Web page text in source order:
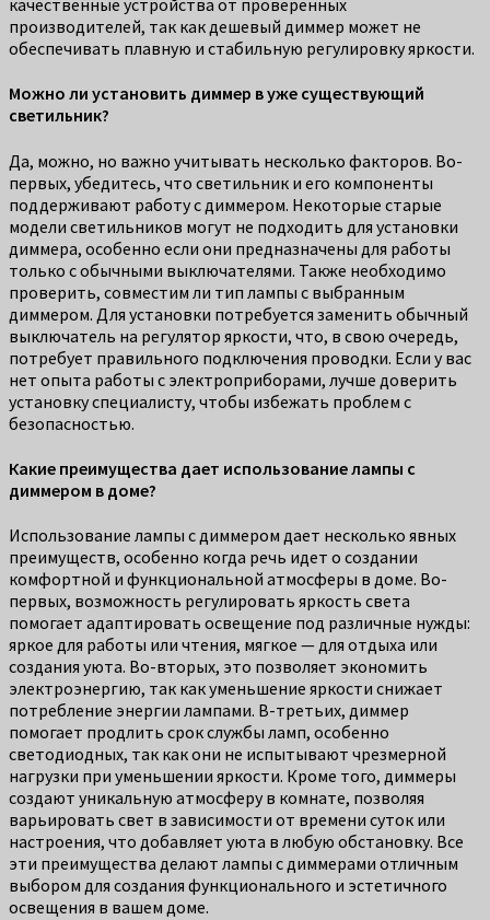
качественные устройства от проверенных
производителей, так как дешевый диммер может не
обеспечивать плавную и стабильную регулировку яркости.
Можно ли установить диммер в уже существующий
светильник?
Да, можно, но важно учитывать несколько факторов. Во-
первых, убедитесь, что светильник и его компоненты
поддерживают работу с диммером. Некоторые старые
модели светильников могут не подходить для установки
диммера, особенно если они предназначены для работы
только с обычными выключателями. Также необходимо
проверить, совместим ли тип лампы с выбранным
диммером. Для установки потребуется заменить обычный
выключатель на регулятор яркости, что, в свою очередь,
потребует правильного подключения проводки. Если у вас
нет опыта работы с электроприборами, лучше доверить
установку специалисту, чтобы избежать проблем с
безопасностью.
Какие преимущества дает использование лампы с
диммером в доме?
Использование лампы с диммером дает несколько явных
преимуществ, особенно когда речь идет о создании
комфортной и функциональной атмосферы в доме. Во-
первых, возможность регулировать яркость света
помогает адаптировать освещение под различные нужды:
яркое для работы или чтения, мягкое — для отдыха или
создания уюта. Во-вторых, это позволяет экономить
электроэнергию, так как уменьшение яркости снижает
потребление энергии лампами. В-третьих, диммер
помогает продлить срок службы ламп, особенно
светодиодных, так как они не испытывают чрезмерной
нагрузки при уменьшении яркости. Кроме того, диммеры
создают уникальную атмосферу в комнате, позволяя
варьировать свет в зависимости от времени суток или
настроения, что добавляет уюта в любую обстановку. Все
эти преимущества делают лампы с диммерами отличным
выбором для создания функционального и эстетичного
освещения в вашем доме.